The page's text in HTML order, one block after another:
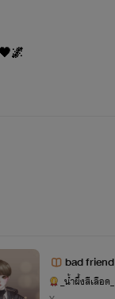
🖤🌌
bad
_น้ำผึ้งสีเลือด_